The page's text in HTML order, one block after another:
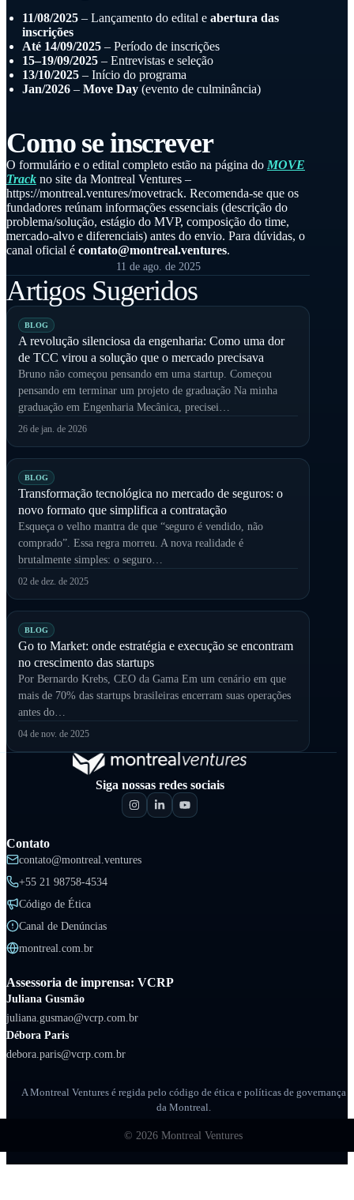
11/08/2025 – Lançamento do edital e abertura das
inscrições
Até 14/09/2025 – Período de inscrições
15–19/09/2025 – Entrevistas e seleção
13/10/2025 – Início do programa
Jan/2026 – Move Day (evento de culminância)
Como se inscrever
O formulário e o edital completo estão na página do MOVE
Track no site da Montreal Ventures –
https://montreal.ventures/movetrack. Recomenda-se que os
fundadores reúnam informações essenciais (descrição do
problema/solução, estágio do MVP, composição do time,
mercado-alvo e diferenciais) antes do envio. Para dúvidas, o
canal oficial é contato@montreal.ventures.
11 de ago. de 2025
Artigos Sugeridos
BLOG
A revolução silenciosa da engenharia: Como uma dor
de TCC virou a solução que o mercado precisava
Bruno não começou pensando em uma startup. Começou
pensando em terminar um projeto de graduação Na minha
graduação em Engenharia Mecânica, precisei…
26 de jan. de 2026
BLOG
Transformação tecnológica no mercado de seguros: o
novo formato que simplifica a contratação
Esqueça o velho mantra de que “seguro é vendido, não
comprado”. Essa regra morreu. A nova realidade é
brutalmente simples: o seguro…
02 de dez. de 2025
BLOG
Go to Market: onde estratégia e execução se encontram
no crescimento das startups
Por Bernardo Krebs, CEO da Gama Em um cenário em que
mais de 70% das startups brasileiras encerram suas operações
antes do…
04 de nov. de 2025
Siga nossas redes sociais
Contato
contato@montreal.ventures
+55 21 98758-4534
Código de Ética
Canal de Denúncias
montreal.com.br
Assessoria de imprensa: VCRP
Juliana Gusmão
juliana.gusmao@vcrp.com.br
Débora Paris
debora.paris@vcrp.com.br
A Montreal Ventures é regida pelo código de ética e políticas de governança
da Montreal.
© 2026 Montreal Ventures